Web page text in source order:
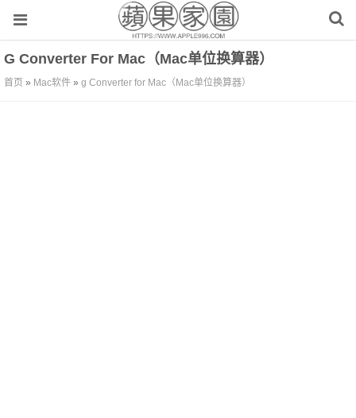
G Converter For Mac（Mac单位换算器）
首页 » Mac软件 » g Converter for Mac（Mac单位换算器）